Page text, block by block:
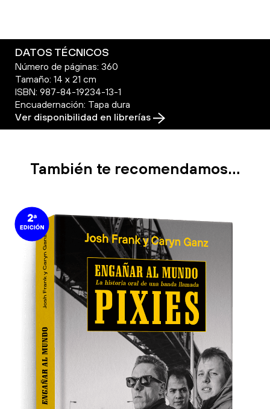
DATOS TÉCNICOS
Número de páginas: 360
Tamaño: 14 x 21 cm
ISBN: 987-84-19234-13-1
Encuadernación: Tapa dura
Ver disponibilidad en librerías
También te recomendamos…